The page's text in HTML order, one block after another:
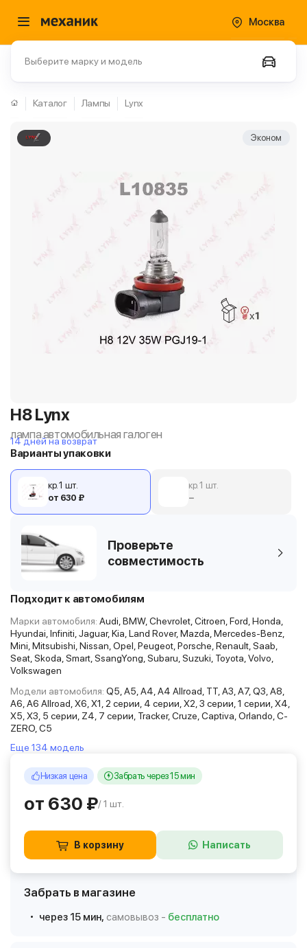
Москва
Выберите марку и модель
Каталог Лампы Lynx
Эконом
H8 Lynx
лампа автомобильная галоген
14 дней на возврат
Варианты упаковки
кр. 1 шт.
от 630 ₽
кр. 1 шт.
−
Проверьте
совместимость
Подходит к автомобилям
Марки автомобиля: Audi, BMW, Chevrolet, Citroen, Ford, Honda,
Hyundai, Infiniti, Jaguar, Kia, Land Rover, Mazda, Mercedes-Benz,
Mini, Mitsubishi, Nissan, Opel, Peugeot, Porsche, Renault, Saab,
Seat, Skoda, Smart, SsangYong, Subaru, Suzuki, Toyota, Volvo,
Volkswagen
Модели автомобиля: Q5, A5, A4, A4 Allroad, TT, A3, A7, Q3, A8,
A6, A6 Allroad, X6, X1, 2 серии, 4 серии, X2, 3 серии, 1 серии, X4,
X5, X3, 5 серии, Z4, 7 серии, Tracker, Cruze, Captiva, Orlando, C-
ZERO, C5
Еще 134 модель
Низкая цена Забрать через 15 мин
от 630 ₽/ 1 шт.
В корзину Написать
Забрать в магазине
через 15 мин, самовывоз - бесплатно